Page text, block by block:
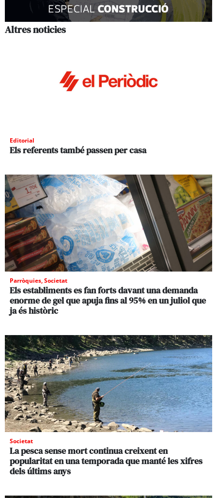
Altres noticies
Editorial
Els referents també passen per casa
Parròquies,Societat
Els establiments es fan forts davant una demanda
enorme de gel que apuja fins al 95% en un juliol que
ja és històric
Societat
La pesca sense mort continua creixent en
popularitat en una temporada que manté les xifres
dels últims anys